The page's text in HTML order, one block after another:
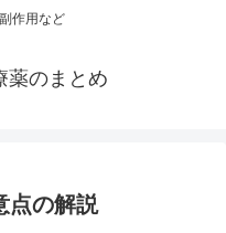
作用など
薬のまとめ
点の解説